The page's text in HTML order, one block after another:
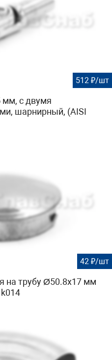
512 ₽/шт
мм, с двумя
шарнирный, (AISI
42 ₽/шт
на трубу Ø50.8х17 мм